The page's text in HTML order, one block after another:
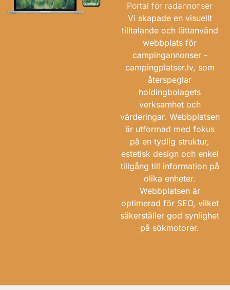
Portal för radannonser
Vi skapade en visuellt
tilltalande och lättanvänd
webbplats för
campingannonser -
campingplatser.lv, som
återspeglar
holdingbolagets
verksamhet och
värderingar. Webbplatsen
är utformad med fokus
på en tydlig struktur,
estetisk design och enkel
tillgång till information på
olika enheter.
Webbplatsen är
optimerad för SEO, vilket
säkerställer god synlighet
på sökmotorer.